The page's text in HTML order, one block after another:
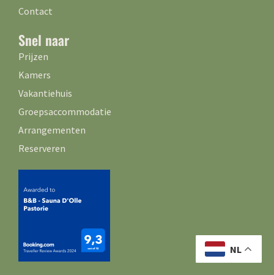
Contact
Snel naar
Prijzen
Kamers
Vakantiehuis
Groepsaccommodatie
Arrangementen
Reserveren
NL